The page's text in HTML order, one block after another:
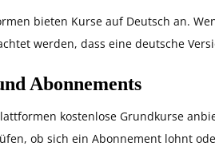
bieten Kurse auf Deutsch an.
werden, dass eine deutsche
Abonnements
kostenlose Grundkurse
ob sich ein Abonnement lohnt